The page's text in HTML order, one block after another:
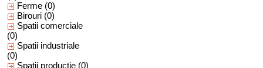
Ferme (0)
Birouri (0)
Spatii comerciale
(0)
Spatii industriale
(0)
Spatii productie (0)